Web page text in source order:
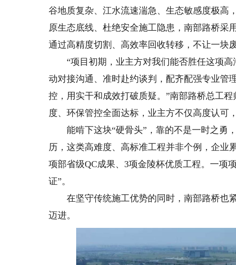
谷地质复杂、江水流速湍急、生态敏感度极高
原生态底线、杜绝安全施工隐患，南部路桥采
通过高精度切割、高效率回收转移，不让一块
“项目初期，业主方对我们能否胜任这项高
动对接沟通、准时赴约谈判，配齐配强专业管
控，用实干和成效打破质疑。”南部路桥总工
度、环保管控全面达标，业主方不仅高度认可
能啃下这块“硬骨头”，靠的不是一时之勇
历，这类高难度、高标准工程并非个例，企业
项部省级QC成果、3项金陵杯优质工程。一项
证”。
在坚守传统施工优势的同时，南部路桥也
迈进。